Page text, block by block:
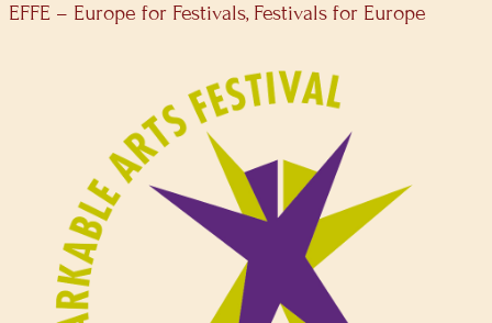
EFFE – Europe for Festivals, Festivals for Europe